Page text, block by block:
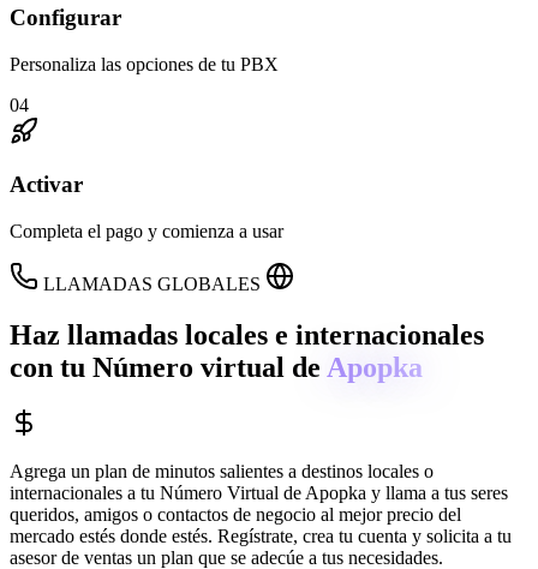
Configurar
Personaliza las opciones de tu PBX
04
Activar
Completa el pago y comienza a usar
LLAMADAS GLOBALES
Haz llamadas locales e internacionales
con tu Número virtual de Apopka
Agrega un plan de minutos salientes a destinos locales o
internacionales a tu Número Virtual de Apopka y llama a tus seres
queridos, amigos o contactos de negocio al mejor precio del
mercado estés donde estés. Regístrate, crea tu cuenta y solicita a tu
asesor de ventas un plan que se adecúe a tus necesidades.